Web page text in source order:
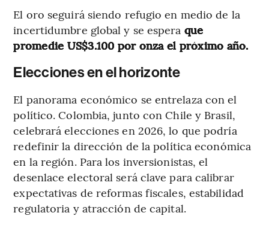
El oro seguirá siendo refugio en medio de la
incertidumbre global y se espera que
promedie US$3.100 por onza el próximo año.
Elecciones en el horizonte
El panorama económico se entrelaza con el
político. Colombia, junto con Chile y Brasil,
celebrará elecciones en 2026, lo que podría
redefinir la dirección de la política económica
en la región. Para los inversionistas, el
desenlace electoral será clave para calibrar
expectativas de reformas fiscales, estabilidad
regulatoria y atracción de capital.